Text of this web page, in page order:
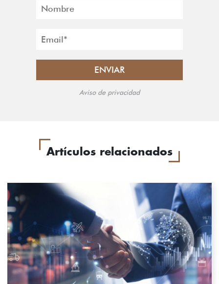
Aviso de privacidad
Artículos relacionados